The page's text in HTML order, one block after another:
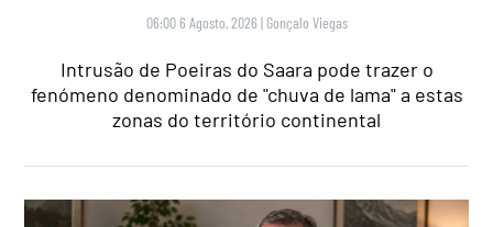
06:00 6 Agosto, 2026 | Gonçalo Viegas
Intrusão de Poeiras do Saara pode trazer o
fenómeno denominado de "chuva de lama" a estas
zonas do território continental